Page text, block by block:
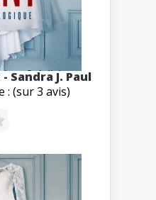
Sandra J. Paul
: (sur 3 avis)